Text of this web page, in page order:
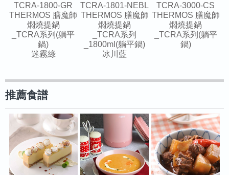
TCRA-1800-GR
THERMOS 膳魔師
燜燒提鍋
_TCRA系列(躺平
鍋)
迷霧綠
TCRA-1801-NEBL
THERMOS 膳魔師
燜燒提鍋
_TCRA系列
_1800ml(躺平鍋)
冰川藍
TCRA-3000-CS
THERMOS 膳魔師
燜燒提鍋
_TCRA系列(躺平
鍋)
推薦食譜